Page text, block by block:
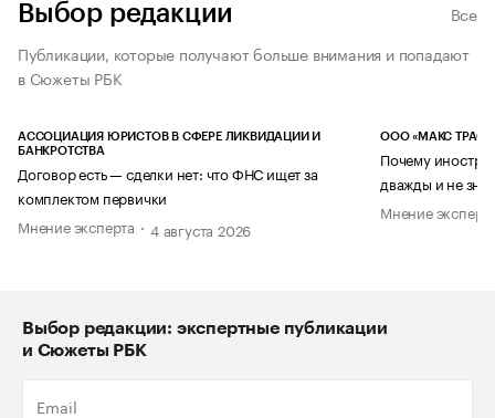
Выбор редакции
Все
Публикации, которые получают больше внимания и попадают
в Сюжеты РБК
АССОЦИАЦИЯ ЮРИСТОВ В СФЕРЕ ЛИКВИДАЦИИ И
БАНКРОТСТВА
Договор есть — сделки нет: что ФНС ищет за
комплектом первички
Мнение эксперта
4 августа 2026
ООО «МАКС ТРАСТ»
Почему
дважды и не
Мнение
Выбор редакции: экспертные публикации
и Сюжеты РБК